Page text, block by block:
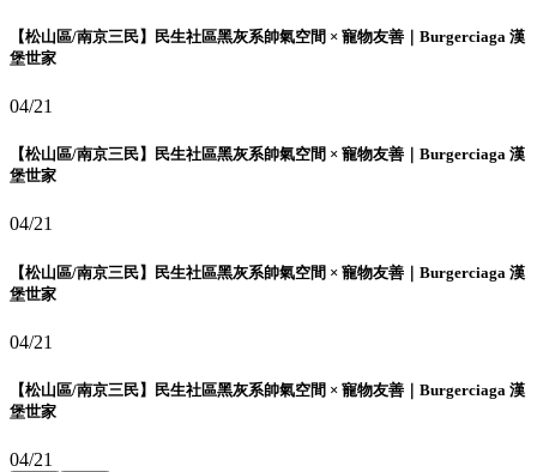
【松山區/南京三民】民生社區黑灰系帥氣空間 × 寵物友善｜Burgerciaga 漢
堡世家
04/21
【松山區/南京三民】民生社區黑灰系帥氣空間 × 寵物友善｜Burgerciaga 漢
堡世家
04/21
【松山區/南京三民】民生社區黑灰系帥氣空間 × 寵物友善｜Burgerciaga 漢
堡世家
04/21
【松山區/南京三民】民生社區黑灰系帥氣空間 × 寵物友善｜Burgerciaga 漢
堡世家
04/21